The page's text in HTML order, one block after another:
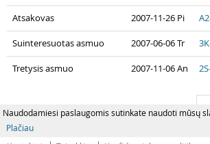
Naudodamiesi paslaugomis sutinkate naudoti mūsų
Plačiau
Atsakovas 2007-11-26 Pi
Suinteresuotas asmuo 2007-06-06 Tr
Tretysis asmuo 2007-11-06 An